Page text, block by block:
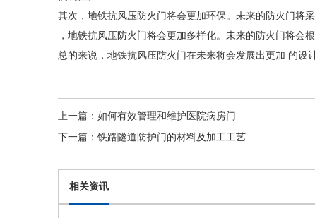
其次，地铁抗风压防火门将会更加环保。未来的防火门将
，地铁抗风压防火门将会更加多样化。未来的防火门将会
总的来说，地铁抗风压防火门在未来将会发展出更加 的设
上一篇： 如何有效管理和维护医院病房门
下一篇： 铁路隧道防护门的材料及加工工艺
相关资讯